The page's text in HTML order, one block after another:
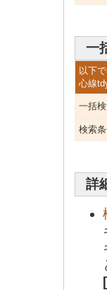
一
以下
心線
一括
検索
詳